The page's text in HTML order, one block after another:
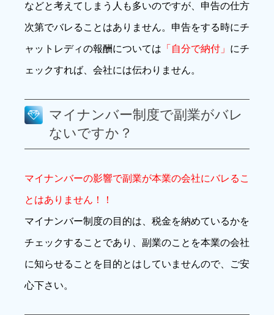
などと考えてしまう人も多いのですが、申告の仕方
次第でバレることはありません。申告をする時にチ
ャットレディの報酬については 「自分で納付」 にチ
ェックすれば、会社には伝わりません。
マイナンバー制度で副業がバレ
ないですか？
マイナンバーの影響で副業が本業の会社にバレるこ
とはありません！！
マイナンバー制度の目的は、税金を納めているかを
チェックすることであり、副業のことを本業の会社
に知らせることを目的とはしていませんので、ご安
心下さい。